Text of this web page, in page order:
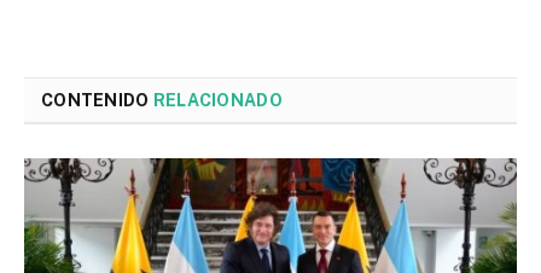
CONTENIDO RELACIONADO